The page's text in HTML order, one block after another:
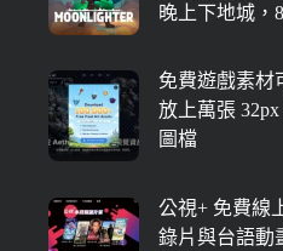
晚上下地城，
免費遊戲素材
放上萬張
圖檔
公視+ 免費線
錄片與台語動